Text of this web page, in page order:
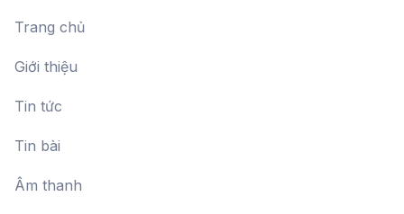
Trang chủ
Giới thiệu
Tin tức
Tin bài
Âm thanh